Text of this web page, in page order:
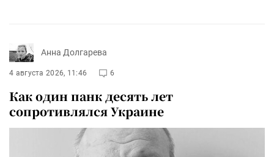
Анна Долгарева
4 августа 2026, 11:46 6
Как один панк десять лет
сопротивлялся Украине